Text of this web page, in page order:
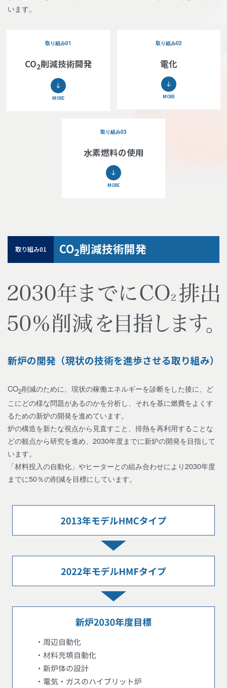
います。
取り組み01
CO2削減技術開発
MORE
取り組み02
電化
MORE
取り組み03
水素燃料の使用
MORE
取り組み01 CO2削減技術開発
新炉の開発（現状の技術を進歩させる取り組み）
CO2削減のために、現状の稼働エネルギーを診断をした後に、ど
こにどの様な問題があるのかを分析し、それを基に燃費をよくす
るための新炉の開発を進めています。
炉の構造を新たな視点から見直すこと、排熱を再利用することな
どの観点から研究を進め、2030年度までに新炉の開発を目指して
います。
「材料投入の自動化」やヒーターとの組み合わせにより2030年度
までに50％の削減を目標にしています。